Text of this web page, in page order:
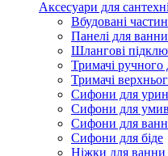
Аксесуари для
Вбудовані
Панелі для ванни
Шлангові
Тримачі
Тримачі
Сифони для
Сифони для
Сифони для
Сифони для біде
Ніжки для ванни